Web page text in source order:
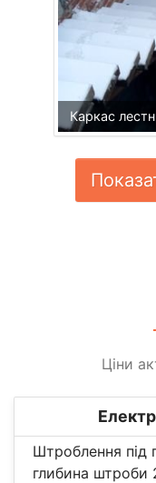
Каркас
Ціни
Штроблення під
глибина штроби